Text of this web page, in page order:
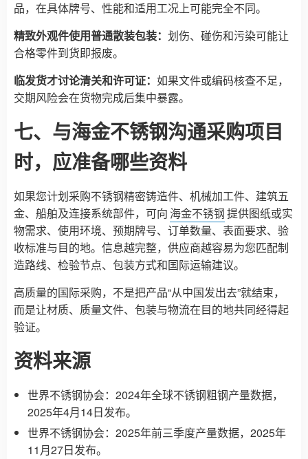
品，在具体牌号、性能和适用工况上可能完全不同。
精致外观件使用普通散装包装： 划伤、碰伤和污染可能让
合格零件到货即报废。
临发货才讨论清关和许可证： 如果文件或编码核查不足，
交期风险会在货物完成后集中暴露。
七、与海金不锈钢沟通采购项目
时，应准备哪些资料
如果您计划采购不锈钢精密铸造件、机械加工件、建筑五
金、船舶及连接系统部件，可向 海金不锈钢提供图纸或实
物需求、使用环境、预期牌号、订单数量、表面要求、验
收标准与目的地。信息越完整，供应商越容易为您匹配制
造路线、检验节点、包装方式和国际运输建议。
高质量的国际采购，不是把产品“从中国发出去”就结束，
而是让材质、质量文件、包装与物流在目的地共同经得起
验证。
资料来源
世界不锈钢协会：2024年全球不锈钢粗钢产量数据，
2025年4月14日发布。
世界不锈钢协会：2025年前三季度产量数据，2025年
11月27日发布。